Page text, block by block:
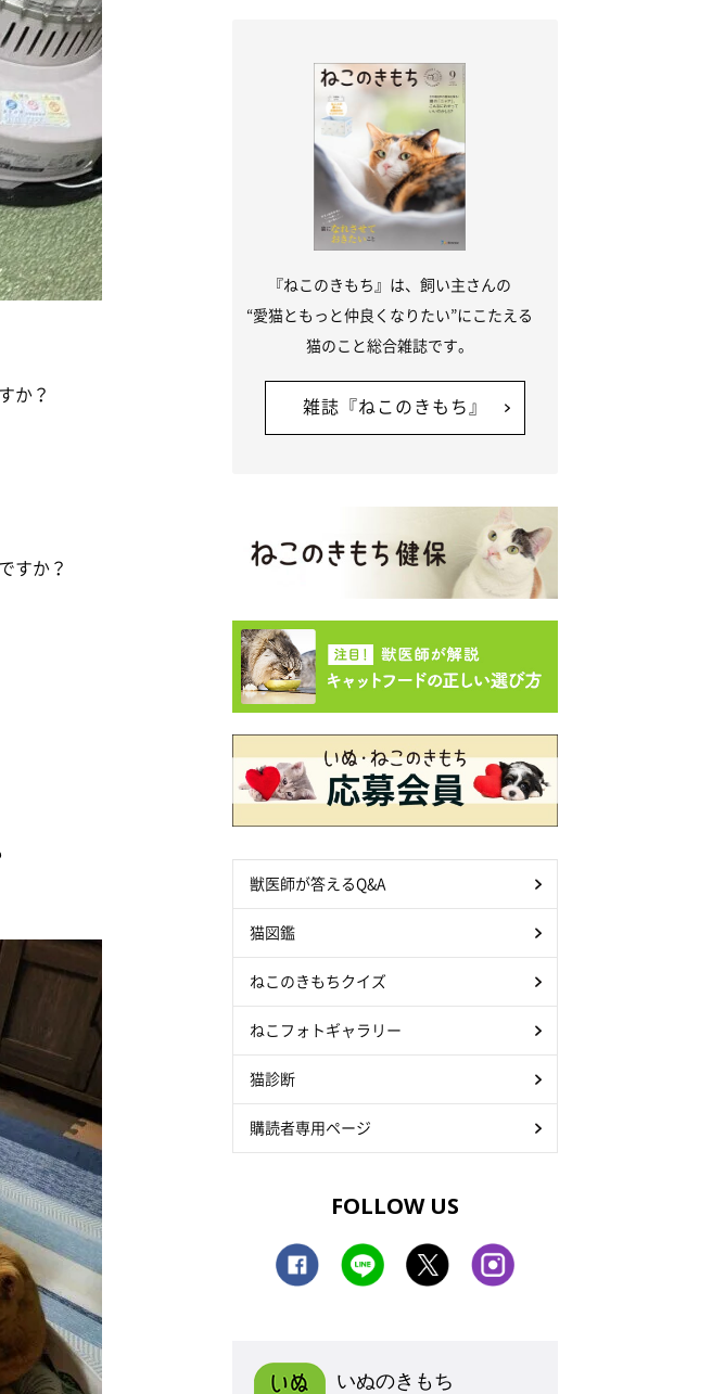
か？
すか？
『ねこのきもち』は、飼い主さんの
“愛猫ともっと仲良くなりたい”にこたえる
猫のこと総合雑誌です。
雑誌『ねこのきもち』
獣医師が答えるQ&A
猫図鑑
ねこのきもちクイズ
ねこフォトギャラリー
猫診断
購読者専用ページ
FOLLOW US
いぬのきもち